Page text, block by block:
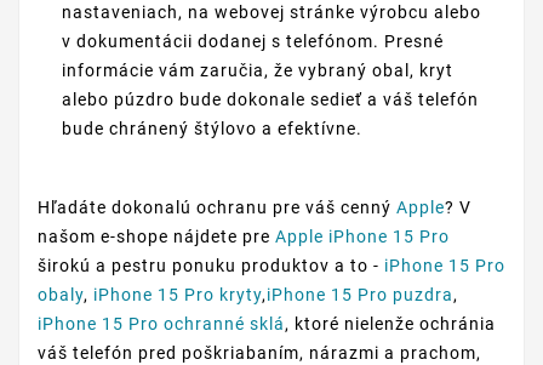
nastaveniach, na webovej stránke výrobcu alebo
v dokumentácii dodanej s telefónom. Presné
informácie vám zaručia, že vybraný obal, kryt
alebo púzdro bude dokonale sedieť a váš telefón
bude chránený štýlovo a efektívne.
Hľadáte dokonalú ochranu pre váš cenný Apple? V
našom e-shope nájdete pre Apple iPhone 15 Pro
širokú a pestru ponuku produktov a to - iPhone 15 Pro
obaly, iPhone 15 Pro kryty,iPhone 15 Pro puzdra,
iPhone 15 Pro ochranné sklá, ktoré nielenže ochránia
váš telefón pred poškriabaním, nárazmi a prachom,